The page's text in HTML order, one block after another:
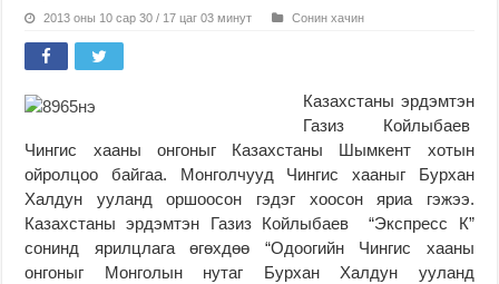
2013 оны 10 сар 30 / 17 цаг 03 минут Сонин хачин
Казахстаны эрдэмтэн
Газиз Койлыбаев
Чингис хааны онгоныг Казахстаны Шымкент хотын
ойролцоо байгаа. Монголчууд Чингис хааныг Бурхан
Халдун ууланд оршоосон гэдэг хоосон яриа гэжээ.
Казахстаны эрдэмтэн Газиз Койлыбаев “Экспресс К”
сонинд ярилцлага өгөхдөө “Одоогийн Чингис хааны
онгоныг Монголын нутаг Бурхан Халдун ууланд